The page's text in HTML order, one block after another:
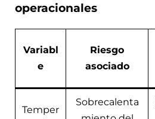
operacionales
Variabl
e
Riesgo
asociado
Temper
Sobrecalenta